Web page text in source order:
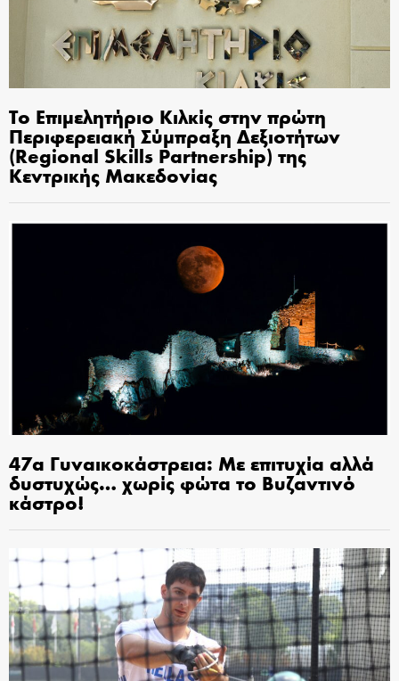
Το Επιμελητήριο Κιλκίς στην πρώτη
Περιφερειακή Σύμπραξη Δεξιοτήτων
(Regional Skills Partnership) της
Κεντρικής Μακεδονίας
47α Γυναικοκάστρεια: Με επιτυχία αλλά
δυστυχώς… χωρίς φώτα το Βυζαντινό
κάστρο!